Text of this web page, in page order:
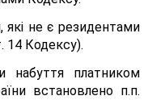
які не є резидентами
14 Кодексу).
набуття платником
встановлено п.п.